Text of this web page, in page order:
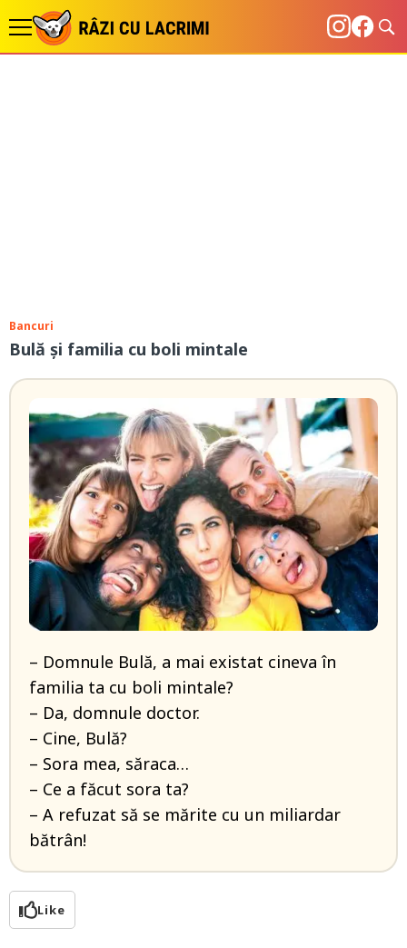
Bancuri
Bulă şi familia cu boli mintale
– Domnule Bulă, a mai existat cineva în
familia ta cu boli mintale?
– Da, domnule doctor.
– Cine, Bulă?
– Sora mea, săraca…
– Ce a făcut sora ta?
– A refuzat să se mărite cu un miliardar
bătrân!
Like